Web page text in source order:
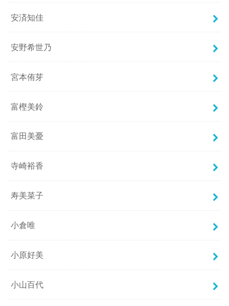
安済知佳
安野希世乃
宮本侑芽
富樫美鈴
富田美憂
寺崎裕香
寿美菜子
小倉唯
小原好美
小山百代